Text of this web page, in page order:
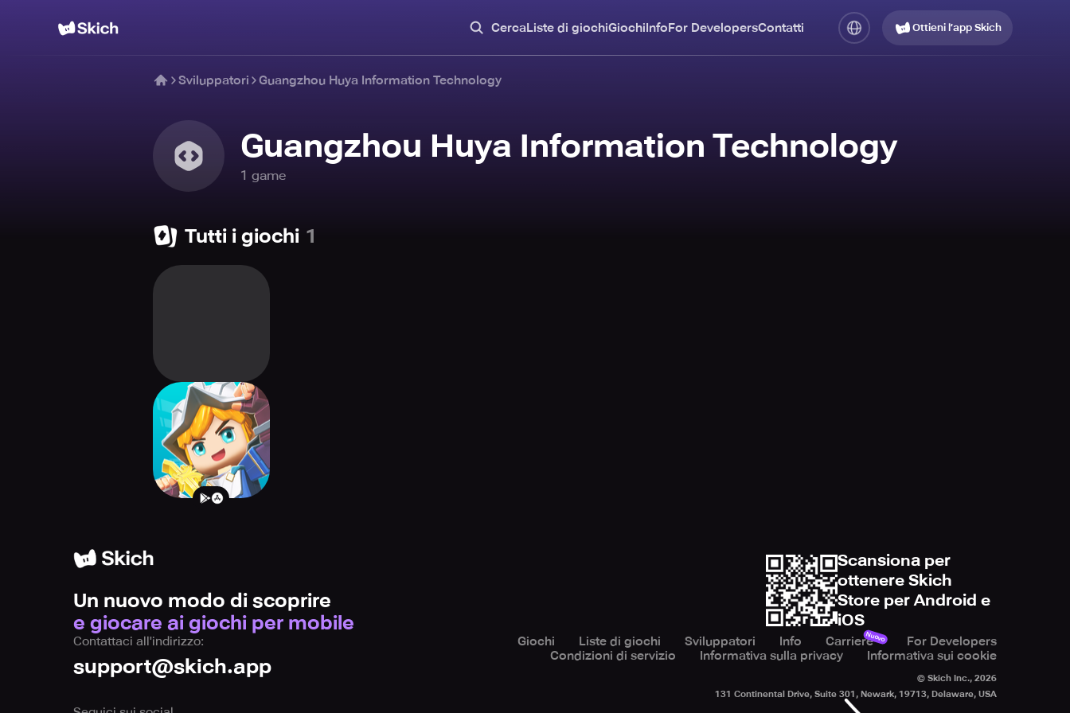
CercaListe di giochiGiochiInfoFor DevelopersContatti Ottieni l’app Skich
Sviluppatori Guangzhou Huya Information Technology
Guangzhou Huya Information Technology
1 game
Tutti i giochi 1
Dragon And Home
Un nuovo modo di scoprire
e giocare ai giochi per mobile
Scansiona per
ottenere Skich
Store per Android e
iOS
Contattaci all'indirizzo:
support@skich.app
Giochi Liste di giochi Sviluppatori Info CarriereNuovo
For Developers
Condizioni di servizio
Informativa sulla privacy Informativa sui cookie
© Skich Inc., 2026
131 Continental Drive, Suite 301, Newark, 19713, Delaware, USA